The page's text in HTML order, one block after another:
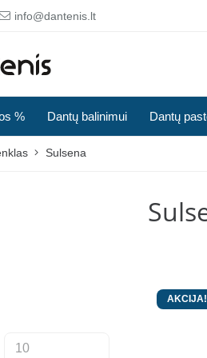
info@dantenis.lt
% Dantų balinimui Dantų
Sulsena
AKCIJA!